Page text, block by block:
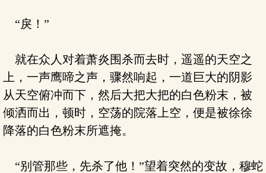
“戾！”
就在众人对着萧炎围杀而去时，遥遥的天空之
上，一声鹰啼之声，骤然响起，一道巨大的阴影
从天空俯冲而下，然后大把大把的白色粉末，被
倾洒而出，顿时，空荡的院落上空，便是被徐徐
降落的白色粉末所遮掩。
“别管那些，先杀了他！”望着突然的变故，穆蛇